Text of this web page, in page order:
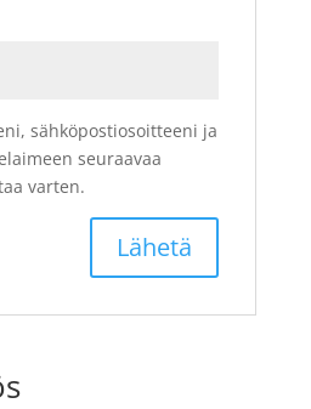
sähköpostiosoitteeni ja
seuraavaa
varten.